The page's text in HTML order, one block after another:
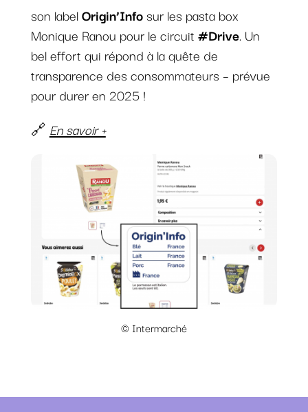
son labelOrigin’Infosur les pasta box
Monique Ranou pour le circuit #Drive. Un
bel effort qui répond à la quête de
transparence des consommateurs – prévue
pour durer en 2025 !
🔗 En savoir +
© Intermarché